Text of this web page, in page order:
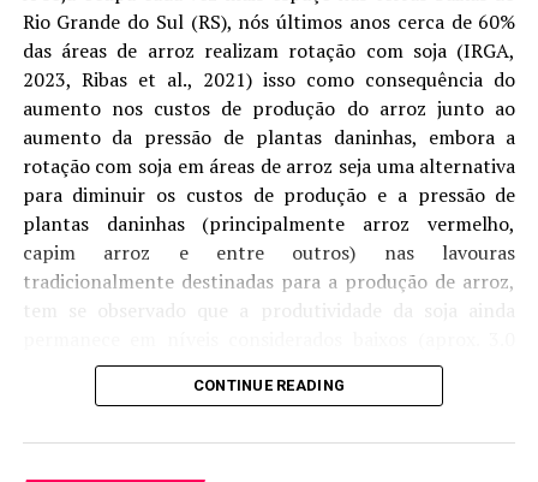
comercialização da safra. Na soja, as vendas atingiram
73% da produção estimada, crescimento de nove pontos
percentuais em julho. Embora o percentual permaneça
ligeiramente abaixo do registrado no ciclo anterior, o
ritmo foi impulsionado pela recuperação dos preços ao
longo do mês.
No milho, a comercialização chegou a 38,5% da
produção estimada, avanço de oito pontos percentuais
em relação ao mês anterior. Apesar da evolução, o índice
perspectivas para o mercado futuro.
Rio Grande do Sul (RS), nós últimos anos cerca de 60%
das áreas de arroz realizam rotação com soja (IRGA,
2023, Ribas et al., 2021) isso como consequência do
aumento nos custos de produção do arroz junto ao
aumento da pressão de plantas daninhas, embora a
rotação com soja em áreas de arroz seja uma alternativa
para diminuir os custos de produção e a pressão de
plantas daninhas (principalmente arroz vermelho,
capim arroz e entre outros) nas lavouras
tradicionalmente destinadas para a produção de arroz,
tem se observado que a produtividade da soja ainda
ton ha-1), sendo tanto fatores ambientais (como
disponibilidade hídrica) ou de manejo os que geram essas
CONTINUE READING